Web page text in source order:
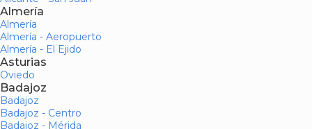
Almería
Almería
Almería - Aeropuerto
Almería - El Ejido
Asturias
Oviedo
Badajoz
Badajoz
Badajoz - Centro
Badajoz - Mérida